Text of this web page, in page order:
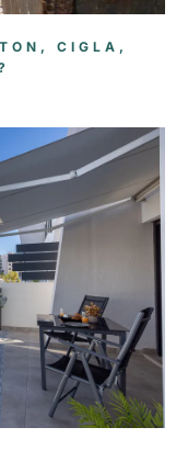
CIGLA,